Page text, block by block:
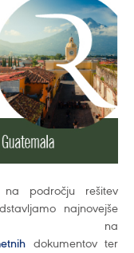
področju rešitev
najnovejše
na
dokumentov ter